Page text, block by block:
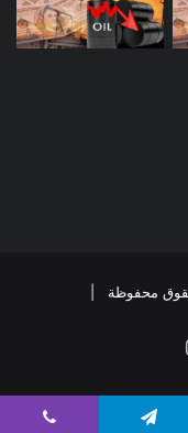
انستقرام